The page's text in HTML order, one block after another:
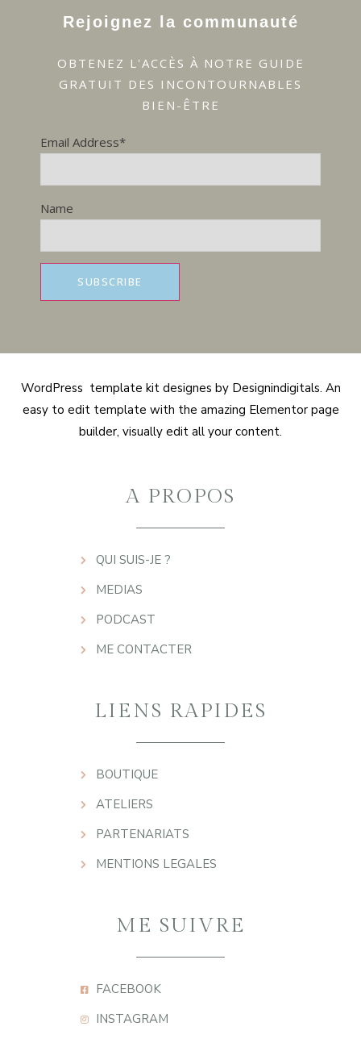
Rejoignez la communauté
OBTENEZ L'ACCÈS À NOTRE GUIDE
GRATUIT DES INCONTOURNABLES
BIEN-ÊTRE
Email Address*
Name
WordPress template kit designes by Designindigitals. An
easy to edit template with the amazing Elementor page
builder, visually edit all your content.
A PROPOS
QUI SUIS-JE ?
MEDIAS
PODCAST
ME CONTACTER
LIENS RAPIDES
BOUTIQUE
ATELIERS
PARTENARIATS
MENTIONS LEGALES
ME SUIVRE
FACEBOOK
INSTAGRAM